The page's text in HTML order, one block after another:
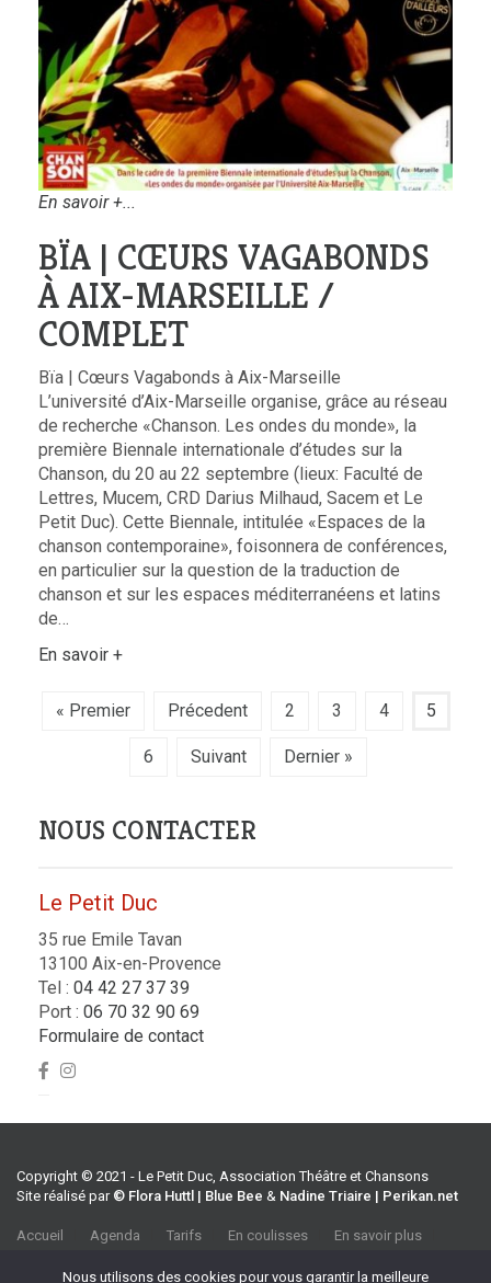
En savoir +...
BÏA | CŒURS VAGABONDS
À AIX-MARSEILLE /
COMPLET
Bïa | Cœurs Vagabonds à Aix-Marseille
L’université d’Aix-Marseille organise, grâce au réseau
de recherche «Chanson. Les ondes du monde», la
première Biennale internationale d’études sur la
Chanson, du 20 au 22 septembre (lieux: Faculté de
Lettres, Mucem, CRD Darius Milhaud, Sacem et Le
Petit Duc). Cette Biennale, intitulée «Espaces de la
chanson contemporaine», foisonnera de conférences,
en particulier sur la question de la traduction de
chanson et sur les espaces méditerranéens et latins
de…
En savoir +
« Premier Précedent 2 3 4 5
6 Suivant Dernier »
NOUS CONTACTER
Le Petit Duc
35 rue Emile Tavan
13100 Aix-en-Provence
Tel : 04 42 27 37 39
Port : 06 70 32 90 69
Formulaire de contact
Copyright © 2021 - Le Petit Duc, Association Théâtre et Chansons
Site réalisé par © Flora Huttl | Blue Bee & Nadine Triaire | Perikan.net
Accueil Agenda Tarifs En coulisses
En savoir plus
Association Théâtre et Chansons
Nous utilisons des cookies pour vous garantir la meilleure